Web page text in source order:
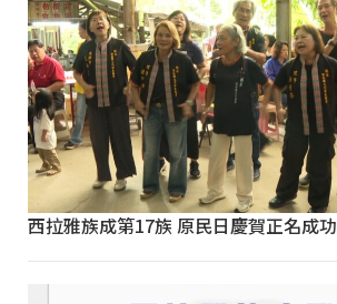
西拉雅族成第17族 原民日慶賀正名成功